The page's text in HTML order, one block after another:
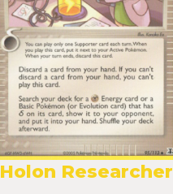
Holon Researcher